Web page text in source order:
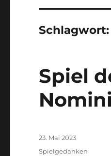
Spiel
Veröffentlicht
am
23. Mai 2023
Kategorien
Spielgedanken